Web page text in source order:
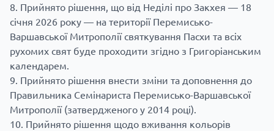
Прийнято рішення, що від Неділі про Закхея — 18
січня 2026 року — на території Перемисько-
Варшавської Митрополії святкування Пасхи та всіх
рухомих свят буде проходити згідно з Григоріанським
календарем.
Прийнято рішення внести зміни та доповнення до
Правильника Семінариста Перемисько-Варшавської
Митрополії (затвердженого у 2014 році).
Прийнято рішення щодо вживання кольорів